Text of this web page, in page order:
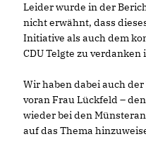
Leider wurde in der
nicht erwähnt, dass
Initiative als auch dem
CDU Telgte zu verdanken
Wir haben dabei auch
voran Frau Lückfeld –
wieder bei den
auf das Thema